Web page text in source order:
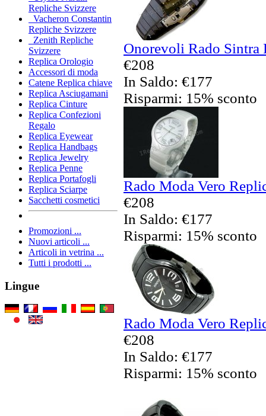
Repliche Svizzere
Vacheron Constantin
Repliche Svizzere
Zenith Repliche
Svizzere
Replica Orologio
Accessori di moda
Catene Replica chiave
Replica Asciugamani
Replica Cinture
Replica Confezioni
Regalo
Replica Eyewear
Replica Handbags
Replica Jewelry
Replica Penne
Replica Portafogli
Replica Sciarpe
Sacchetti cosmetici
Promozioni ...
Nuovi articoli ...
Articoli in vetrina ...
Tutti i prodotti ...
Lingue
Onorevoli Rado
€208
In Saldo: €177
Risparmi: 15% sconto
Rado Moda Vero
€208
In Saldo: €177
Risparmi: 15% sconto
Rado Moda Vero
€208
In Saldo: €177
Risparmi: 15% sconto